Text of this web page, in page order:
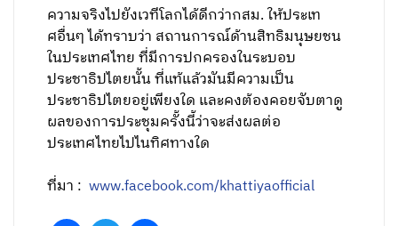
ความจริงไปยังเวทีโลกได้ดีกว่ากสม. ให้ประเท
ศอื่นๆ ได้ทราบว่า สถานการณ์ด้านสิทธิมนุษยชน
ในประเทศไทย ที่มีการปกครองในระบอบ
ประชาธิปไตยนั้น ที่แท้แล้วมันมีความเป็น
ประชาธิปไตยอยู่เพียงใด และคงต้องคอยจับตาดู
ผลของการประชุมครั้งนี้ว่าจะส่งผลต่อ
ประเทศไทยไปไนทิศทางใด
ที่มา :www.facebook.com/khattiyaofficial